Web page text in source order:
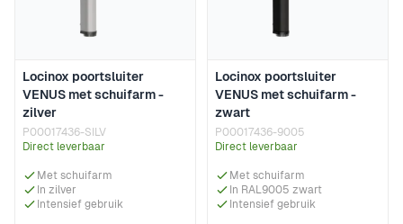
Locinox poortsluiter
VENUS met schuifarm -
zilver
P00017436-SILV
Direct leverbaar
Met schuifarm
In zilver
Intensief gebruik
Locinox poortsluiter
VENUS met schuifarm -
zwart
P00017436-9005
Direct leverbaar
Met schuifarm
In RAL9005 zwart
Intensief gebruik